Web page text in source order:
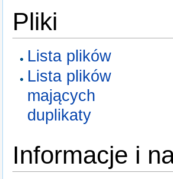
Pliki
Lista plików
Lista plików
mających
duplikaty
Informacje i